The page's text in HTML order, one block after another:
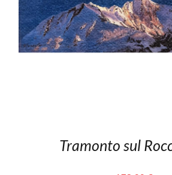
Tramonto sul